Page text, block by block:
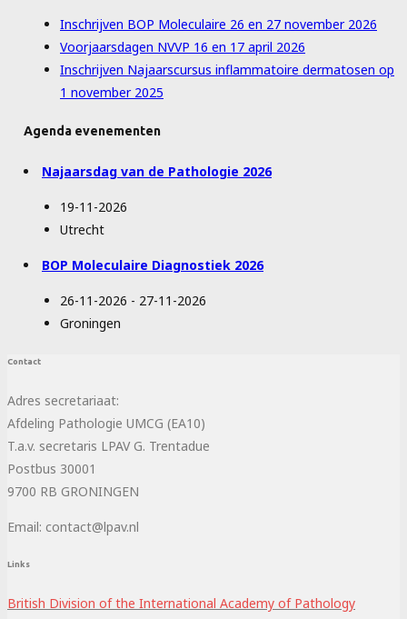
Inschrijven BOP Moleculaire 26 en 27 november 2026
Voorjaarsdagen NVVP 16 en 17 april 2026
Inschrijven Najaarscursus inflammatoire dermatosen op
1 november 2025
Agenda evenementen
Najaarsdag van de Pathologie 2026
19-11-2026
Utrecht
BOP Moleculaire Diagnostiek 2026
26-11-2026 - 27-11-2026
Groningen
Contact
Adres secretariaat:
Afdeling Pathologie UMCG (EA10)
T.a.v. secretaris LPAV G. Trentadue
Postbus 30001
9700 RB GRONINGEN
Email: contact@lpav.nl
Links
British Division of the International Academy of Pathology